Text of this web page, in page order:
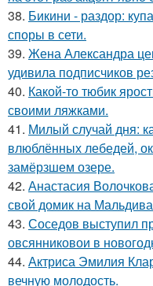
38. Бикини - раздор:
споры в сети.
39. Жена Александра
удивила подписчиков
40. Какой-то тюбик
своими ляжками.
41. Милый случай дня:
влюблённых лебедей,
замёрзшем озере.
42. Анастасия
свой домик на
43. Соседов выступил
овсянниковои в
44. Актриса Эмилия
вечную молодость.